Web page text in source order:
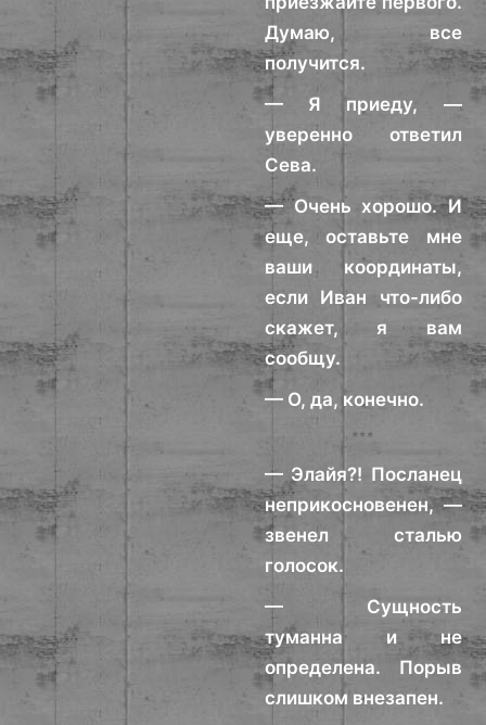
Думаю, все
получится.
— Я приеду, —
уверенно ответил
Сева.
— Очень хорошо. И
еще, оставьте мне
ваши координаты,
если Иван что-либо
скажет, я вам
сообщу.
— О, да, конечно.
***
— Элайя?! Посланец
неприкосновенен, —
звенел сталью
голосок.
— Сущность
туманна и не
определена. Порыв
слишком внезапен.